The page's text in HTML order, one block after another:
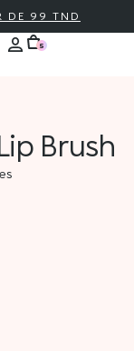
DE 99 TND
5
Brush